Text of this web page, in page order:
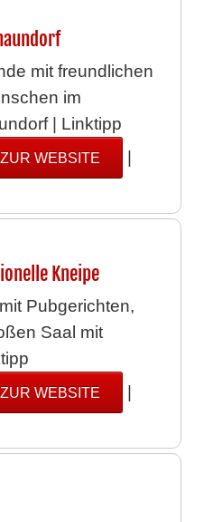
mit freundlichen
im
| Linktipp
ZUR WEBSITE |
Kneipe
Pubgerichten,
Saal mit
ZUR WEBSITE